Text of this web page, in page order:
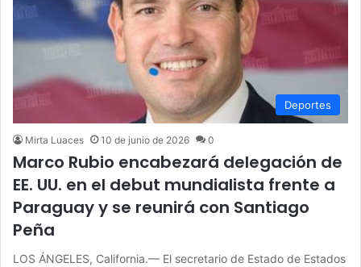
Deportes
Mirta Luaces 10 de junio de 2026 0
Marco Rubio encabezará delegación de
EE. UU. en el debut mundialista frente a
Paraguay y se reunirá con Santiago
Peña
LOS ÁNGELES, California.— El secretario de Estado de Estados